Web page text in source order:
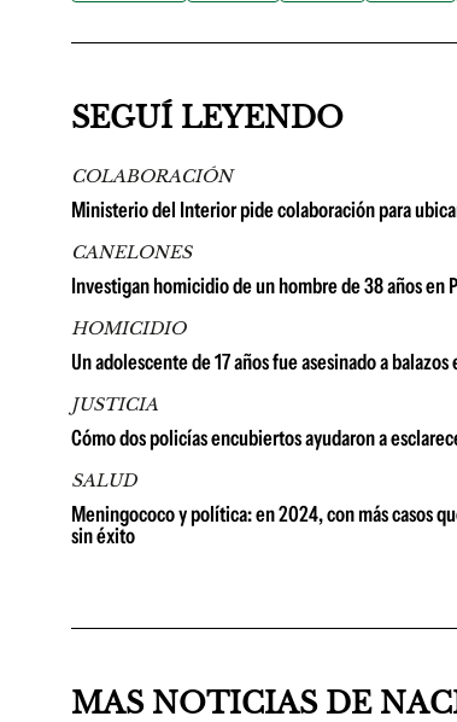
SEGUÍ LEYENDO
COLABORACIÓN
Ministerio del Interior pide colaboración para
CANELONES
Investigan homicidio de un hombre de 38 años en
HOMICIDIO
Un adolescente de 17 años fue asesinado a balazos
JUSTICIA
Cómo dos policías encubiertos ayudaron a
SALUD
Meningococo y política: en 2024, con más casos
sin éxito
MAS NOTICIAS DE